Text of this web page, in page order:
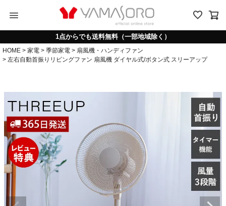
menu
1点からでも送料無料（一部地域除く）
HOME 家電 季節家電
扇風機・ハンディファン
左右自動首振りリビングファン 扇風機 ダイヤル式/ボタン式 スリーアップ